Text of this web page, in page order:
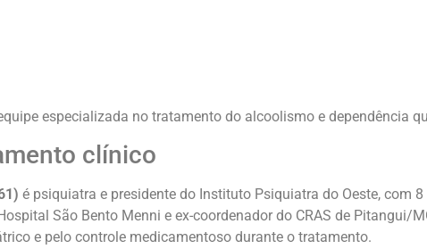
especializada no tratamento do alcoolismo e dependência
clínico
é psiquiatra e presidente do Instituto Psiquiatra do Oeste, com 8
São Bento Menni e ex-coordenador do CRAS de Pitangui/
e pelo controle medicamentoso durante o tratamento.